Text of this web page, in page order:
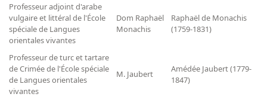
Professeur adjoint d'arabe
vulgaire et littéral de l'École
spéciale de Langues
orientales vivantes
Dom Raphaël
Monachis
Raphaël de Monachis
(1759-1831)
Professeur de turc et tartare
de Crimée de l'École spéciale
de Langues orientales
vivantes
M. Jaubert
Amédée Jaubert (1779-
1847)